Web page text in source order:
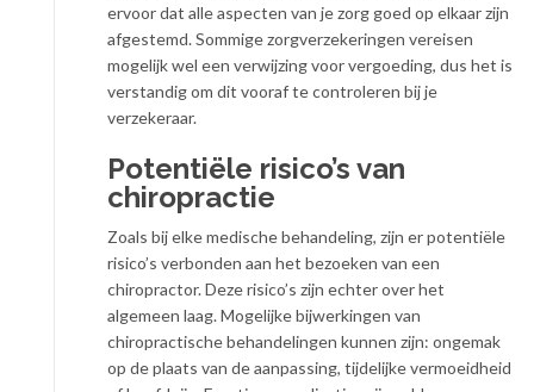
ervoor dat alle aspecten van je zorg goed op elkaar zijn
afgestemd. Sommige zorgverzekeringen vereisen
mogelijk wel een verwijzing voor vergoeding, dus het is
verstandig om dit vooraf te controleren bij je
verzekeraar.
Potentiële risico’s van
chiropractie
Zoals bij elke medische behandeling, zijn er potentiële
risico’s verbonden aan het bezoeken van een
chiropractor. Deze risico’s zijn echter over het
algemeen laag. Mogelijke bijwerkingen van
chiropractische behandelingen kunnen zijn: ongemak
op de plaats van de aanpassing, tijdelijke vermoeidheid